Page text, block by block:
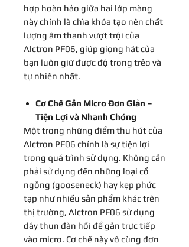
hợp hoàn hảo giữa hai lớp màng
này chính là chìa khóa tạo nên chất
lượng âm thanh vượt trội của
Alctron PF06, giúp giọng hát của
bạn luôn giữ được độ trong trẻo và
tự nhiên nhất.
Cơ Chế Gắn Micro Đơn Giản –
Tiện Lợi và Nhanh Chóng
Một trong những điểm thu hút của
Alctron PF06 chính là sự tiện lợi
trong quá trình sử dụng. Không cần
phải sử dụng đến những loại cổ
ngỗng (gooseneck) hay kẹp phức
tạp như nhiều sản phẩm khác trên
thị trường, Alctron PF06 sử dụng
dây thun đàn hồi để gắn trực tiếp
vào micro. Cơ chế này vô cùng đơn